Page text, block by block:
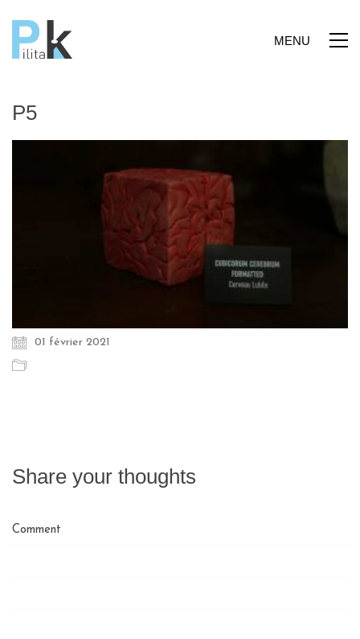
MENU
P5
01 février 2021
Share your thoughts
Comment